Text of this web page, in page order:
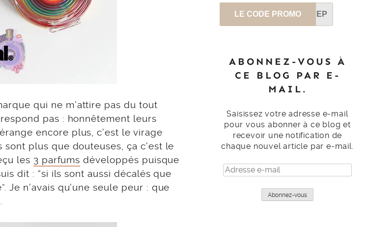
qui ne m’attire pas du tout
pas : honnêtement leurs
encore plus, c’est le virage
plus que douteuses, ça c’est le
les 3 parfums développés puisque
dit : “si ils sont aussi décalés que
n’avais qu’une seule peur : que
LE CODE PROMO SEP
ABONNEZ-VOUS À
CE BLOG PAR E-
MAIL.
Saisissez votre adresse e-mail
pour vous abonner à ce blog et
recevoir une notification de
chaque nouvel article par e-mail.
Adresse
e-
Abonnez-vous